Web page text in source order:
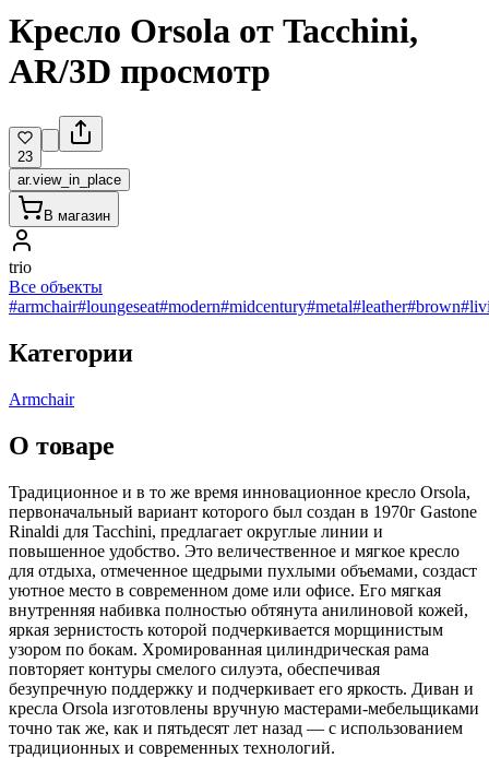
Кресло Orsola от Tacchini,
AR/3D просмотр
23
ar.view_in_place
В магазин
trio
Все объекты
#armchair#loungeseat#modern#midcentury#metal#leather#brown
Категории
Armchair
О товаре
Традиционное и в то же время инновационное кресло Orsola,
первоначальный вариант которого был создан в 1970г Gastone
Rinaldi для Tacchini, предлагает округлые линии и
повышенное удобство. Это величественное и мягкое кресло
для отдыха, отмеченное щедрыми пухлыми объемами, создаст
уютное место в современном доме или офисе. Его мягкая
внутренняя набивка полностью обтянута анилиновой кожей,
яркая зернистость которой подчеркивается морщинистым
узором по бокам. Хромированная цилиндрическая рама
повторяет контуры смелого силуэта, обеспечивая
безупречную поддержку и подчеркивает его яркость. Диван и
кресла Orsola изготовлены вручную мастерами-мебельщиками
точно так же, как и пятьдесят лет назад — с использованием
традиционных и современных технологий.